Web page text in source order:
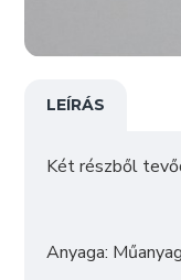
LEÍRÁS
Két részből
Anyaga: Műanyag